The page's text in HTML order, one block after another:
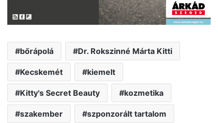
bőrápolá Dr. Rokszinné Márta Kitti
Kecskemét kiemelt
Kitty's Secret Beauty kozmetika
szakember szponzorált tartalom